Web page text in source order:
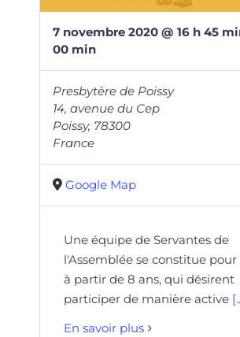
7 novembre 2020 @ 16 h 45
00 min
Presbytère de Poissy
14, avenue du Cep
Poissy, 78300
France
Google Map
Une équipe de Servantes de
l'Assemblée se constitue pour
à partir de 8 ans, qui désirent
participer de manière active
En savoir plus